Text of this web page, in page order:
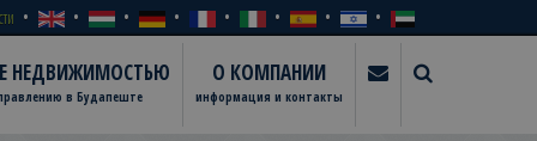
НЕДВИЖИМОСТЬЮ
в Будапеште
О КОМПАНИИ
информация и контакты